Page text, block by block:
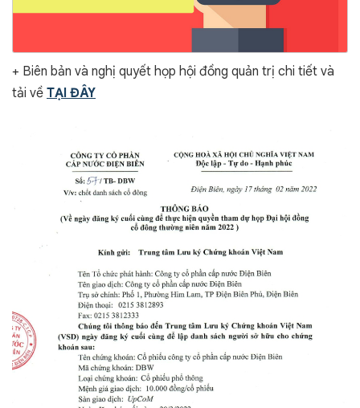
+ Biên bản và nghị quyết họp hội đồng quản trị chi tiết và
tải về TẠI ĐÂY